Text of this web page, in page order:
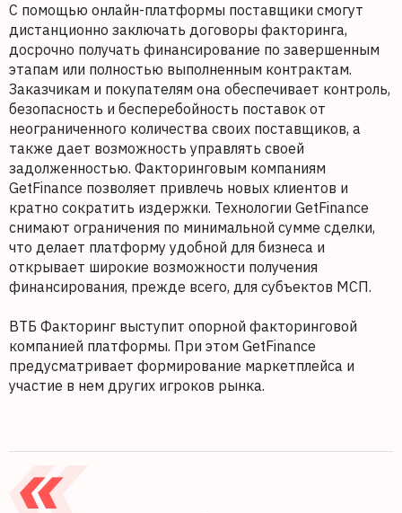
С помощью онлайн-платформы поставщики смогут
дистанционно заключать договоры факторинга,
досрочно получать финансирование по завершенным
этапам или полностью выполненным контрактам.
Заказчикам и покупателям она обеспечивает контроль,
безопасность и бесперебойность поставок от
неограниченного количества своих поставщиков, а
также дает возможность управлять своей
задолженностью. Факторинговым компаниям
GetFinance позволяет привлечь новых клиентов и
кратно сократить издержки. Технологии GetFinance
снимают ограничения по минимальной сумме сделки,
что делает платформу удобной для бизнеса и
открывает широкие возможности получения
финансирования, прежде всего, для субъектов МСП.
ВТБ Факторинг выступит опорной факторинговой
компанией платформы. При этом GetFinance
предусматривает формирование маркетплейса и
участие в нем других игроков рынка.